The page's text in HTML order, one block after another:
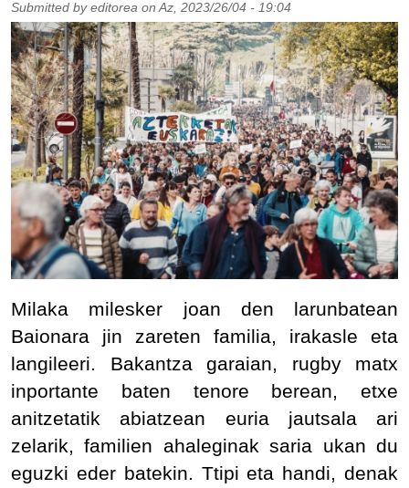
Submitted by editorea on Az, 2023/26/04 - 19:04
Milaka milesker joan den larunbatean
Baionara jin zareten familia, irakasle eta
langileeri. Bakantza garaian, rugby matx
inportante baten tenore berean, etxe
anitzetatik abiatzean euria jautsala ari
zelarik, familien ahaleginak saria ukan du
eguzki eder batekin. Ttipi eta handi, denak